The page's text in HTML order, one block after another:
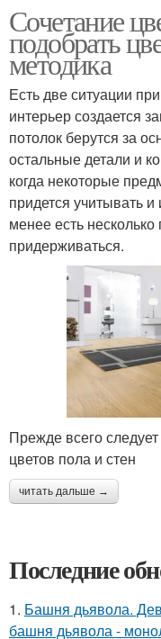
Сочетание
подобрать
методика
Есть две ситуации
интерьер создается
потолок берутся за
остальные детали и
когда некоторые
придется учитывать
менее есть
придерживаться.
Прежде всего
цветов пола и стен
читать дальше →
Последние
1. Башня дьявола.
башня дьявола -